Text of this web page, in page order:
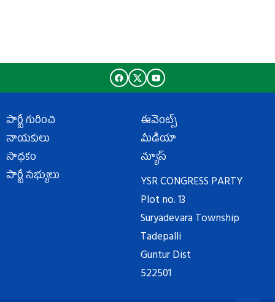
పార్టీ గురించి
నాయకులు
సాధకం
పార్టీ సభ్యులు
ఈవెంట్స్
మీడియా
న్యూస్
YSR CONGRESS PARTY
Plot no. 13
Suryadevara Township
Tadepalli
Guntur Dist
522501